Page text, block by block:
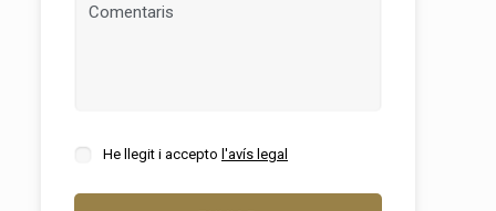
He llegit i accepto l'avís legal
ho
web.